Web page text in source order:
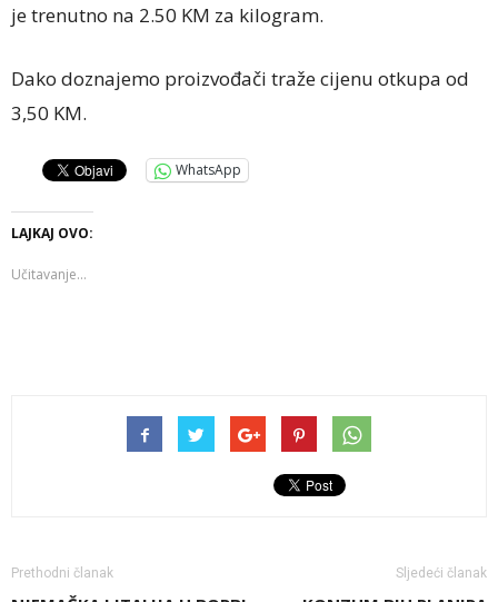
je trenutno na 2.50 KM za kilogram.
Dako doznajemo proizvođači traže cijenu otkupa od
3,50 KM.
WhatsApp
LAJKAJ OVO:
Učitavanje...
Prethodni članak Sljedeći članak